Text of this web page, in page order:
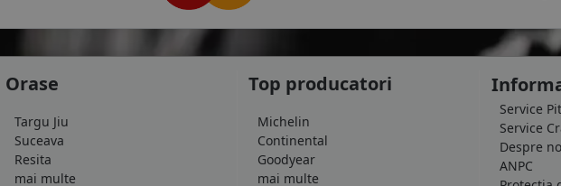
Orase
Targu Jiu
Suceava
Resita
mai multe
Top producatori
Michelin
Continental
Goodyear
mai multe
Service
Service
Despre
ANPC